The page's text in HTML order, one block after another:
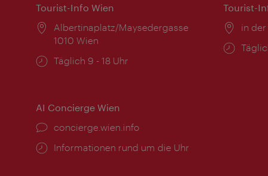
Tourist-Info Wien
Ort:
Albertinaplatz/Maysedergasse
1010 Wien
Öffnungszeiten:
Täglich 9 - 18 Uhr
Tourist-
Ort:
in
AI Concierge Wien
Ort:
concierge.wien.info
Öffnungszeiten:
Informationen rund um die Uhr